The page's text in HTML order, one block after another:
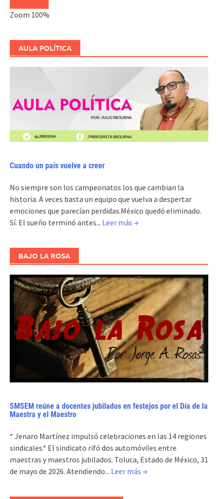
Zoom 100%
AULA POLÍTICA
Cuando un país vuelve a creer
No siempre son los campeonatos los que cambian la
historia. A veces basta un equipo que vuelva a despertar
emociones que parecían perdidas.México quedó eliminado.
Sí. El sueño terminó antes... Leer más →
BAJO LA ROSA
SMSEM reúne a docentes jubilados en festejos por el Día de la
Maestra y el Maestro
* Jenaro Martínez impulsó celebraciones en las 14 regiones
sindicales.* El sindicato rifó dos automóviles entre
maestras y maestros jubilados. Toluca, Estado de México, 31
de mayo de 2026. Atendiendo... Leer más →